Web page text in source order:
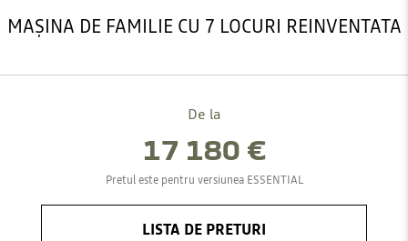
MAȘINA DE FAMILIE CU 7 LOCURI REINVENTATA
De la
17 180 €
Pretul este pentru versiunea ESSENTIAL
LISTA DE PRETURI